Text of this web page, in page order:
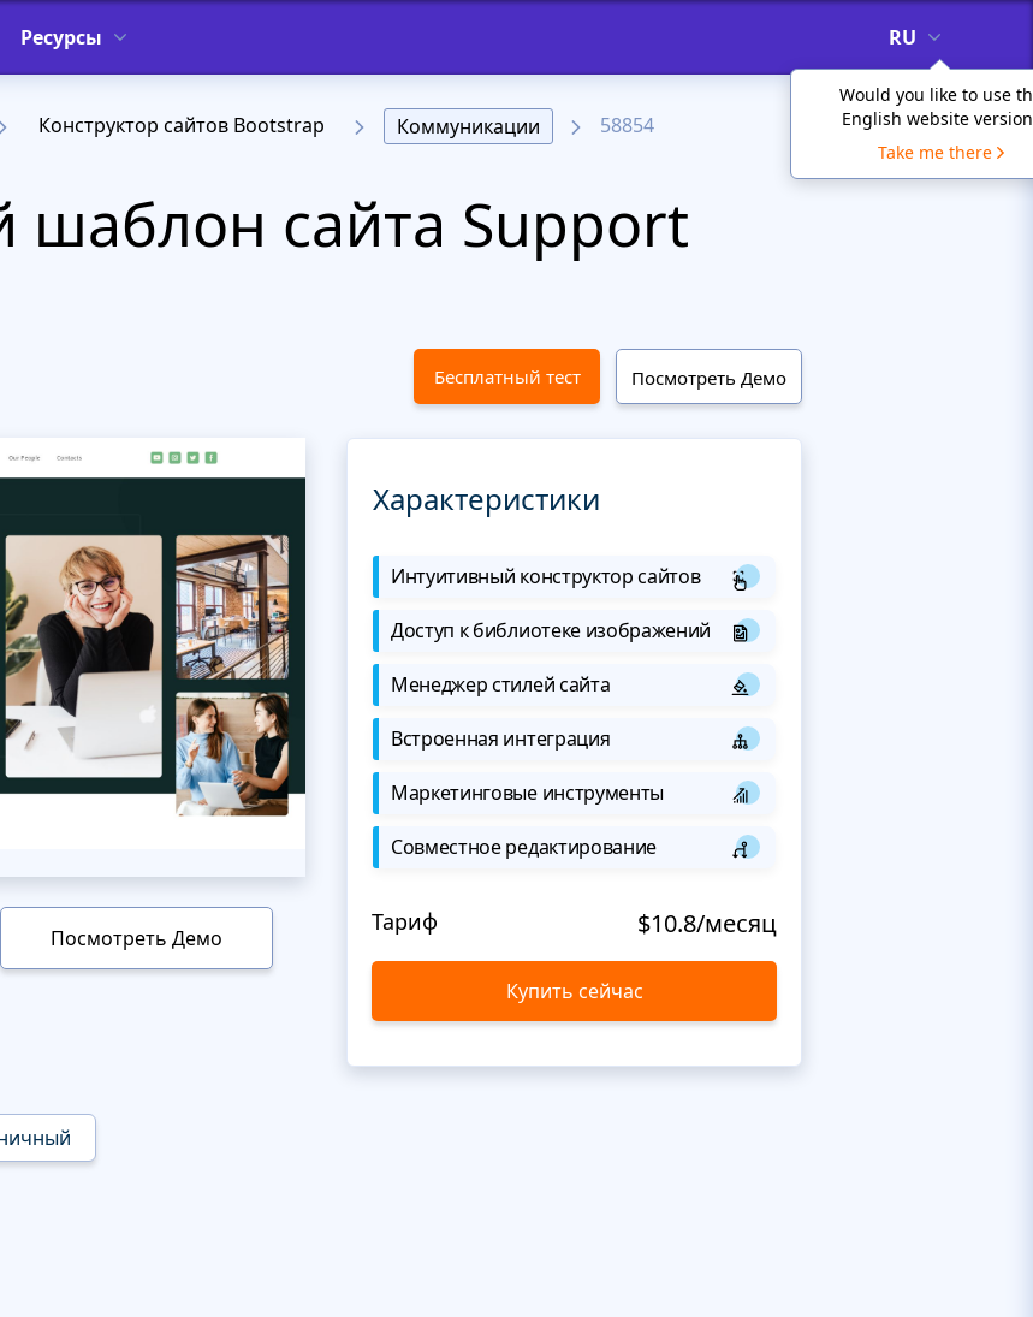
Ресурсы RU
Would you like to use
English website
Take me there
Конструктор сайтов Bootstrap Коммуникации 58854
шаблон сайта Support
Бесплатный тест Посмотреть Демо
Посмотреть Демо
Характеристики
Интуитивный конструктор сайтов
Доступ к библиотеке изображений
Менеджер стилей сайта
Встроенная интеграция
Маркетинговые инструменты
Совместное редактирование
Тариф $10.8/месяц
Купить сейчас